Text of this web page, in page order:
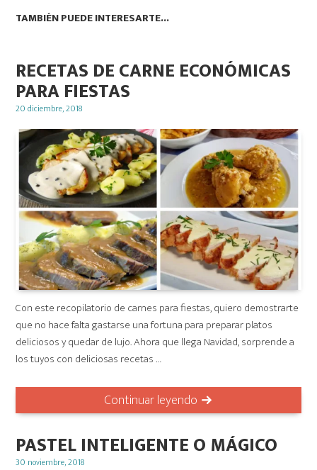
TAMBIÉN PUEDE INTERESARTE...
RECETAS DE CARNE ECONÓMICAS
PARA FIESTAS
Posted
20 diciembre, 2018
Con este recopilatorio de carnes para fiestas, quiero demostrarte
que no hace falta gastarse una fortuna para preparar platos
deliciosos y quedar de lujo. Ahora que llega Navidad, sorprende a
los tuyos con deliciosas recetas …
Continuar leyendo
PASTEL INTELIGENTE O MÁGICO
Posted
30 noviembre, 2018